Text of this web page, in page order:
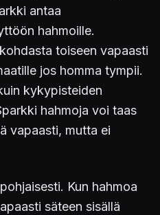
antaa
hahmoille.
toiseen vapaasti
jos homma tympii.
kykypisteiden
hahmoja voi taas
vapaasti, mutta ei
Kun hahmoa
säteen sisällä